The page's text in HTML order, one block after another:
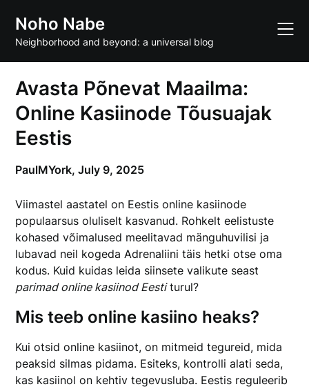
content
Noho Nabe
Neighborhood and beyond: a universal blog
Avasta Põnevat Maailma:
Online Kasiinode Tõusuajak
Eestis
PaulMYork,July 9, 2025
Viimastel aastatel on Eestis online kasiinode
populaarsus oluliselt kasvanud. Rohkelt eelistuste
kohased võimalused meelitavad mänguhuvilisi ja
lubavad neil kogeda Adrenaliini täis hetki otse oma
kodus. Kuid kuidas leida siinsete valikute seast
parimad online kasiinod Eestiturul?
Mis teeb online kasiino heaks?
Kui otsid online kasiinot, on mitmeid tegureid, mida
peaksid silmas pidama. Esiteks, kontrolli alati seda,
kas kasiinol on kehtiv tegevusluba. Eestis reguleerib